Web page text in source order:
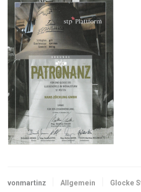
vonmartinz Allgemein Glocke